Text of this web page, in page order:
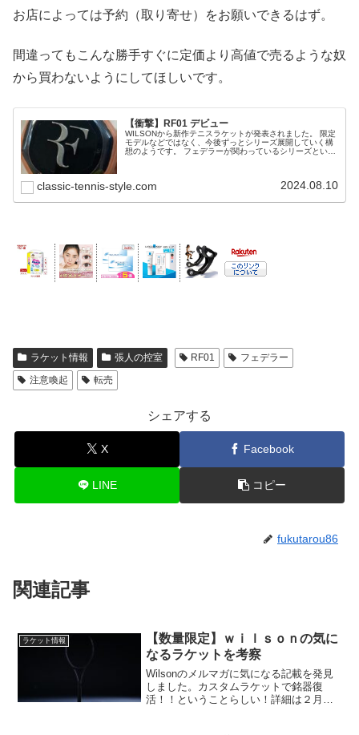
お店によっては予約（取り寄せ）をお願いできるはず。
間違ってもこんな勝手すぐに定価より高値で売るような奴
から買わないようにしてほしいです。
【衝撃】RF01 デビュー
WILSONから新作テニスラケットが発表されました。 限定
モデルなどではなく、今後ずっとシリーズ展開していく構
想のようです。 フェデラーが関わっているシリーズという
classic-tennis-style.com 2024.08.10
ラケット情報 張人の控室 RF01
フェデラー
注意喚起
転売
シェアする
X Facebook
LINE コピー
fukutarou86
関連記事
ラケット情報
【数量限定】ｗｉｌｓｏｎの気に
なるラケットを考察
Wilsonのメルマガに気になる記載を発見
しました。カスタムラケットで銘器復
活！！ということらしい！詳細は２月２